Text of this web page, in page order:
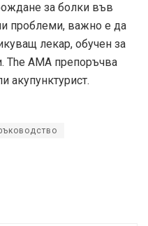
за болки във
проблеми, важно е да
лекар, обучен за
The AMA препоръчва
акупунктурист.